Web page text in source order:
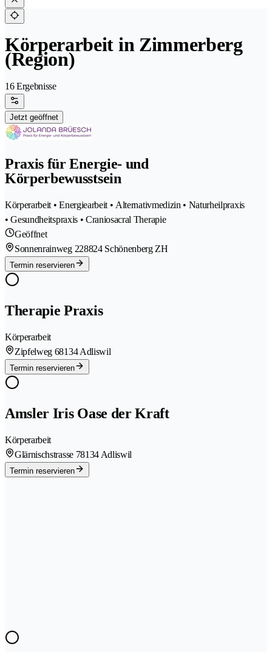
Körperarbeit in Zimmerberg
(Region)
16 Ergebnisse
Jetzt geöffnet
Praxis für Energie- und
Körperbewusstsein
Körperarbeit • Energiearbeit • Alternativmedizin • Naturheilpraxis
• Gesundheitspraxis • Craniosacral Therapie
Geöffnet
Sonnenrainweg 228824 Schönenberg ZH
Termin reservieren
Therapie Praxis
Körperarbeit
Zipfelweg 68134 Adliswil
Termin reservieren
Amsler Iris Oase der Kraft
Körperarbeit
Glärnischstrasse 78134 Adliswil
Termin reservieren